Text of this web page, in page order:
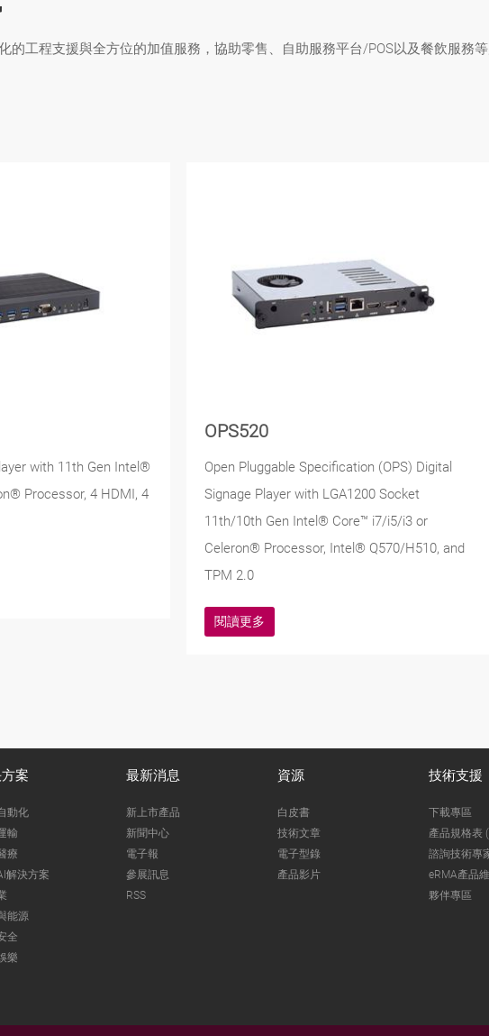
的工程支援與全方位的加值服務，協助零售、自助服務平台/POS以及餐飲服務
with 11th Gen Intel®
Processor, 4 HDMI, 4
OPS520
Open Pluggable Specification (OPS) Digital
Signage Player with LGA1200 Socket
11th/10th Gen Intel® Core™ i7/i5/i3 or
Celeron® Processor, Intel® Q570/H510, and
TPM 2.0
閱讀更多
案
動化
輸
療
解決方案
能源
全
樂
最新消息
新上市產品
新聞中心
電子報
參展訊息
RSS
資源
白皮書
技術文章
電子型錄
產品影片
技術支援
下載專區
產品規格表
諮詢技術專
eRMA產品
夥伴專區